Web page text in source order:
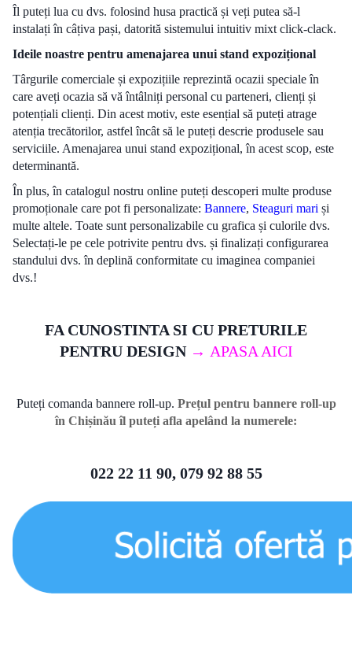
Îl puteți lua cu dvs. folosind husa practică și veți putea să-l
instalați în câțiva pași, datorită sistemului intuitiv mixt click-clack.
Ideile noastre pentru amenajarea unui stand expozițional
Târgurile comerciale și expozițiile reprezintă ocazii speciale în
care aveți ocazia să vă întâlniți personal cu parteneri, clienți și
potențiali clienți. Din acest motiv, este esențial să puteți atrage
atenția trecătorilor, astfel încât să le puteți descrie produsele sau
serviciile. Amenajarea unui stand expozițional, în acest scop, este
determinantă.
În plus, în catalogul nostru online puteți descoperi multe produse
promoționale care pot fi personalizate: Bannere, Steaguri mari și
multe altele. Toate sunt personalizabile cu grafica și culorile dvs.
Selectați-le pe cele potrivite pentru dvs. și finalizați configurarea
standului dvs. în deplină conformitate cu imaginea companiei
dvs.!
FA CUNOSTINTA SI CU PRETURILE
PENTRU DESIGN → APASA AICI
Puteți comanda bannere roll-up. Prețul pentru bannere roll-up
în Chișinău îl puteți afla apelând la numerele:
022 22 11 90, 079 92 88 55